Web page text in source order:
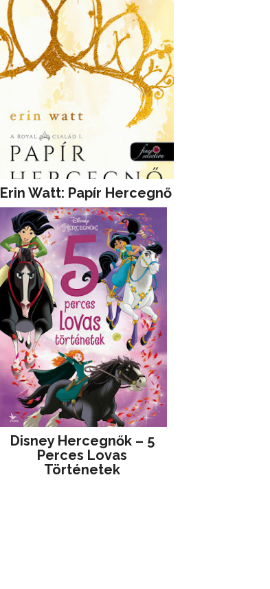
Erin Watt: Papír Hercegnő
Disney ​Hercegnők – 5
Perces Lovas
Történetek